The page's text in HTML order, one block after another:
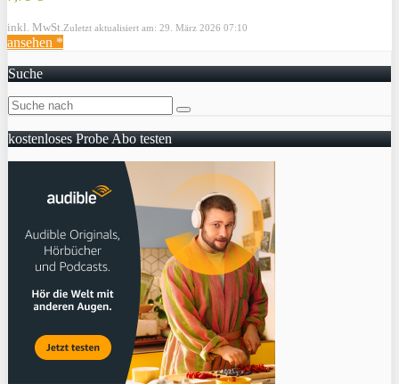
inkl. MwSt. Zuletzt aktualisiert am: 29. März 2026 07:10
ansehen *
Suche
kostenloses Probe Abo testen